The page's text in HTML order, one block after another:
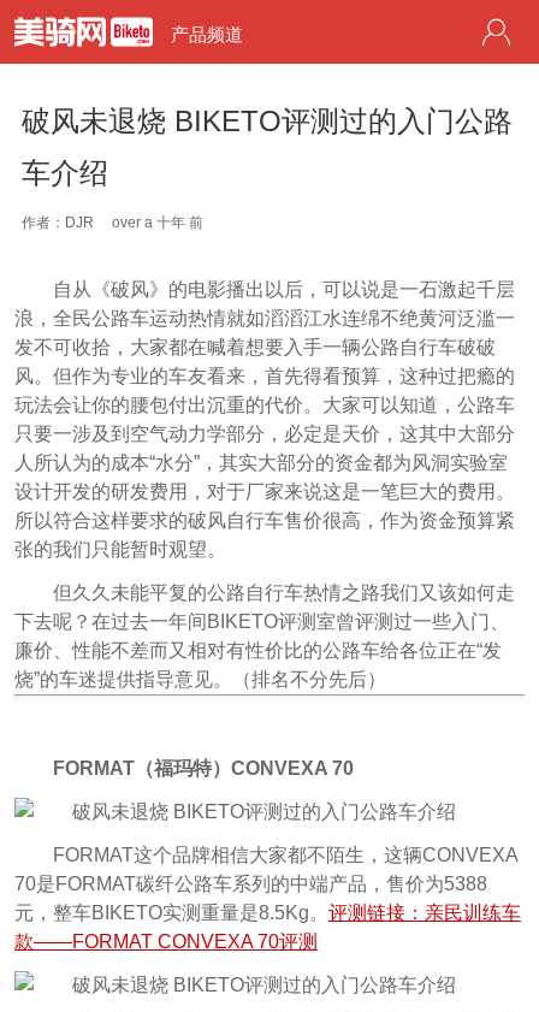
产品频道
破风未退烧 BIKETO评测过的入门公路
车介绍
作者：DJR over a 十年 前
自从《破风》的电影播出以后，可以说是一石激起千层
浪，全民公路车运动热情就如滔滔江水连绵不绝黄河泛滥一
发不可收拾，大家都在喊着想要入手一辆公路自行车破破
风。但作为专业的车友看来，首先得看预算，这种过把瘾的
玩法会让你的腰包付出沉重的代价。大家可以知道，公路车
只要一涉及到空气动力学部分，必定是天价，这其中大部分
人所认为的成本“水分”，其实大部分的资金都为风洞实验室
设计开发的研发费用，对于厂家来说这是一笔巨大的费用。
所以符合这样要求的破风自行车售价很高，作为资金预算紧
张的我们只能暂时观望。
但久久未能平复的公路自行车热情之路我们又该如何走
下去呢？在过去一年间BIKETO评测室曾评测过一些入门、
廉价、性能不差而又相对有性价比的公路车给各位正在“发
烧”的车迷提供指导意见。（排名不分先后）
FORMAT（福玛特）CONVEXA 70
FORMAT这个品牌相信大家都不陌生，这辆CONVEXA
70是FORMAT碳纤公路车系列的中端产品，售价为5388
元，整车BIKETO实测重量是8.5Kg。 评测链接：亲民训练车
款——FORMAT CONVEXA 70评测